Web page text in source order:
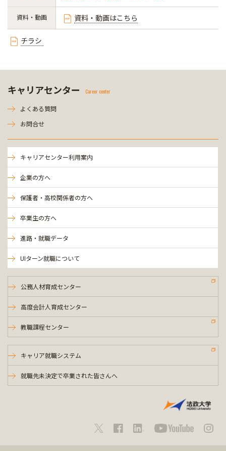
資料・動画 資料・動画はこちら
チラシ
キャリアセンター Career center
よくある質問
お問合せ
キャリアセンター利用案内
企業の方へ
保護者・高校関係者の方へ
卒業生の方へ
進路・就職データ
UIターン就職について
公務人材育成センター
高度会計人育成センター
教職課程センター
キャリア就職システム
就職先未決定で卒業された皆さんへ